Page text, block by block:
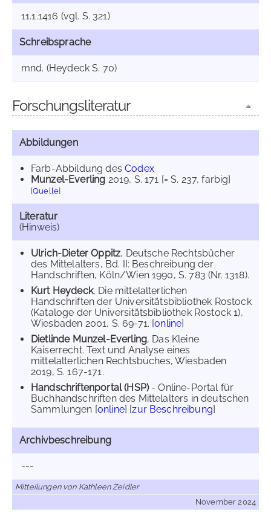
11.1.1416 (vgl. S. 321)
Schreibsprache
mnd. (Heydeck S. 70)
Forschungsliteratur
Abbildungen
Farb-Abbildung desCodex
Munzel-Everling 2019, S. 171 [= S. 237, farbig]
[Quelle]
Literatur
(Hinweis)
Ulrich-Dieter Oppitz, Deutsche Rechtsbücher
des Mittelalters, Bd. II: Beschreibung der
Handschriften, Köln/Wien 1990, S. 783 (Nr. 1318).
Kurt Heydeck, Die mittelalterlichen
Handschriften der Universitätsbibliothek Rostock
(Kataloge der Universitätsbibliothek Rostock 1),
Wiesbaden 2001, S. 69-71. [online]
Dietlinde Munzel-Everling, Das Kleine
Kaiserrecht. Text und Analyse eines
mittelalterlichen Rechtsbuches, Wiesbaden
2019, S. 167-171.
Handschriftenportal (HSP)- Online-Portal für
Buchhandschriften des Mittelalters in deutschen
Sammlungen [online] [zur Beschreibung]
Archivbeschreibung
---
Mitteilungen von Kathleen Zeidler
November 2024